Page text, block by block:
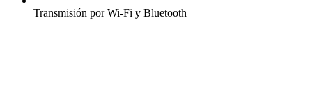
Transmisión por Wi-Fi y Bluetooth